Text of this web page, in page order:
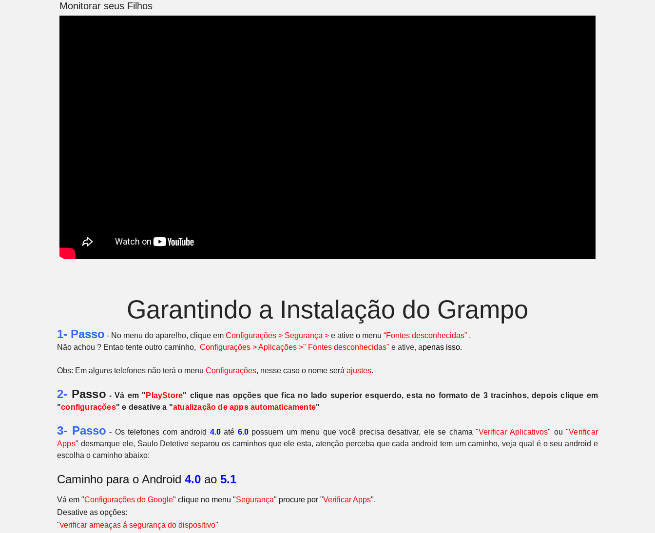
Monitorar seus Filhos
Garantindo a Instalação do Grampo
1- Passo - No menu do aparelho, clique em Configurações > Segurança > e ative o menu “Fontes desconhecidas” .
Não achou ? Entao tente outro caminho, Configurações > Aplicações >" Fontes desconhecidas" e ative, apenas isso.
Obs: Em alguns telefones não terá o menu Configurações, nesse caso o nome será ajustes.
2- Passo - Vá em " PlayStore" clique nas opções que fica no lado superior esquerdo, esta no formato de 3 tracinhos, depois clique em
"configurações" e desative a "atualização de apps automaticamente"
3- Passo - Os telefones com android 4.0até 6.0possuem um menu que você precisa desativar, ele se chama "Verificar Aplicativos" ou"Verificar
Apps"desmarque ele, Saulo Detetive separou os caminhos que ele esta, atenção perceba que cada android tem um caminho, veja qual é o seu android e
escolha o caminho abaixo:
Caminho para o Android 4.0 ao 5.1
Vá em "Configurações do Google" clique no menu "Segurança" procure por "Verificar Apps".
Desative as opções:
"verificar ameaças á segurança do dispositivo"